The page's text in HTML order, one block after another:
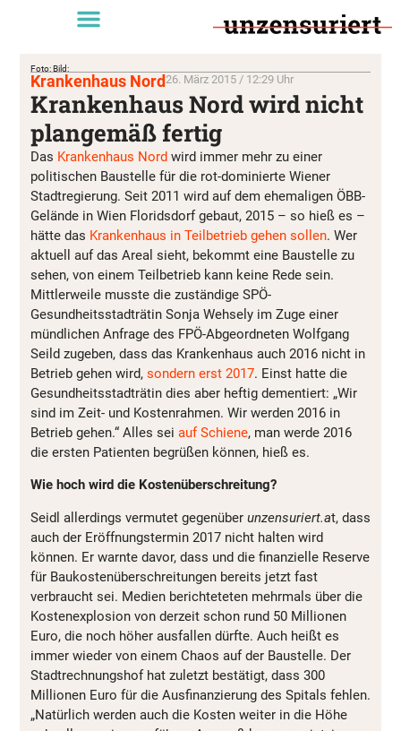
Foto: Bild:
Krankenhaus Nord 26. März 2015 / 12:29 Uhr
Krankenhaus Nord wird nicht
plangemäß fertig
Das Krankenhaus Nord wird immer mehr zu einer
politischen Baustelle für die rot-dominierte Wiener
Stadtregierung. Seit 2011 wird auf dem ehemaligen ÖBB-
Gelände in Wien Floridsdorf gebaut, 2015 – so hieß es –
hätte das Krankenhaus in Teilbetrieb gehen sollen. Wer
aktuell auf das Areal sieht, bekommt eine Baustelle zu
sehen, von einem Teilbetrieb kann keine Rede sein.
Mittlerweile musste die zuständige SPÖ-
Gesundheitsstadträtin Sonja Wehsely im Zuge einer
mündlichen Anfrage des FPÖ-Abgeordneten Wolfgang
Seild zugeben, dass das Krankenhaus auch 2016 nicht in
Betrieb gehen wird, sondern erst 2017. Einst hatte die
Gesundheitsstadträtin dies aber heftig dementiert: „Wir
sind im Zeit- und Kostenrahmen. Wir werden 2016 in
Betrieb gehen.“ Alles sei auf Schiene, man werde 2016
die ersten Patienten begrüßen können, hieß es.
Wie hoch wird die Kostenüberschreitung?
Seidl allerdings vermutet gegenüber unzensuriert.at, dass
auch der Eröffnungstermin 2017 nicht halten wird
können. Er warnte davor, dass und die finanzielle Reserve
für Baukostenüberschreitungen bereits jetzt fast
verbraucht sei. Medien berichteteten mehrmals über die
Kostenexplosion von derzeit schon rund 50 Millionen
Euro, die noch höher ausfallen dürfte. Auch heißt es
immer wieder von einem Chaos auf der Baustelle. Der
Stadtrechnungshof hat zuletzt bestätigt, dass 300
Millionen Euro für die Ausfinanzierung des Spitals fehlen.
„Natürlich werden auch die Kosten weiter in die Höhe